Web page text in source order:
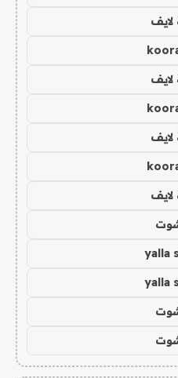
لايف
لايف
لايف
لايف
شوت
yalla
yalla
شوت
شوت